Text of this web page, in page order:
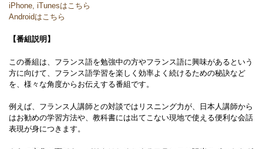
iPhone, iTunesはこちら
Androidはこちら
【番組説明】
この番組は、フランス語を勉強中の方やフランス語に興味があるという
方に向けて、フランス語学習を楽しく効率よく続けるための秘訣など
を、様々な角度からお伝えする番組です。
例えば、フランス人講師との対談ではリスニング力が、日本人講師から
はお勧めの学習方法や、教科書には出てこない現地で使える便利な会話
表現が身につきます。